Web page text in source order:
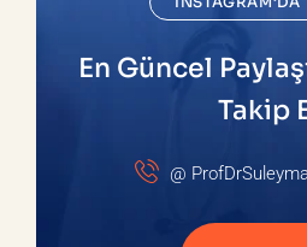
En Güncel
Takip
@